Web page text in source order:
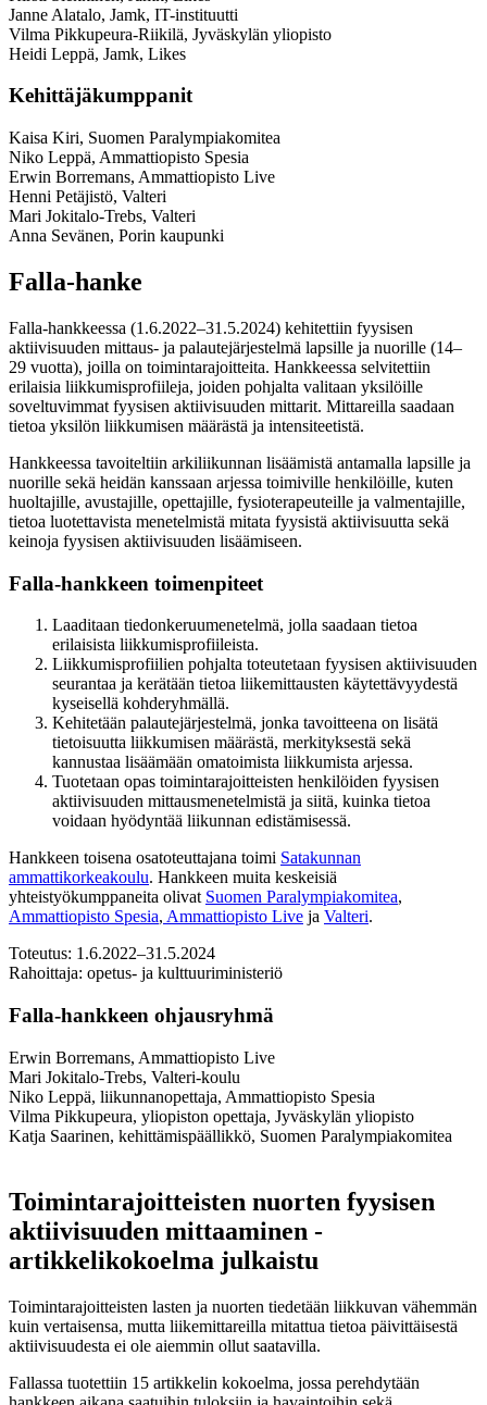
Janne Alatalo, Jamk, IT-instituutti
Vilma Pikkupeura-Riikilä, Jyväskylän yliopisto
Heidi Leppä, Jamk, Likes
Kehittäjäkumppanit
Kaisa Kiri, Suomen Paralympiakomitea
Niko Leppä, Ammattiopisto Spesia
Erwin Borremans, Ammattiopisto Live
Henni Petäjistö, Valteri
Mari Jokitalo-Trebs, Valteri
Anna Sevänen, Porin kaupunki
Falla-hanke
Falla-hankkeessa (1.6.2022–31.5.2024) kehitettiin fyysisen
aktiivisuuden mittaus- ja palautejärjestelmä lapsille ja nuorille (14–
29 vuotta), joilla on toimintarajoitteita. Hankkeessa selvitettiin
erilaisia liikkumisprofiileja, joiden pohjalta valitaan yksilöille
soveltuvimmat fyysisen aktiivisuuden mittarit. Mittareilla saadaan
tietoa yksilön liikkumisen määrästä ja intensiteetistä.
Hankkeessa tavoiteltiin arkiliikunnan lisäämistä antamalla lapsille ja
nuorille sekä heidän kanssaan arjessa toimiville henkilöille, kuten
huoltajille, avustajille, opettajille, fysioterapeuteille ja valmentajille,
tietoa luotettavista menetelmistä mitata fyysistä aktiivisuutta sekä
keinoja fyysisen aktiivisuuden lisäämiseen.
Falla-hankkeen toimenpiteet
Laaditaan tiedonkeruumenetelmä, jolla saadaan tietoa
erilaisista liikkumisprofiileista.
Liikkumisprofiilien pohjalta toteutetaan fyysisen aktiivisuuden
seurantaa ja kerätään tietoa liikemittausten käytettävyydestä
kyseisellä kohderyhmällä.
Kehitetään palautejärjestelmä, jonka tavoitteena on lisätä
tietoisuutta liikkumisen määrästä, merkityksestä sekä
kannustaa lisäämään omatoimista liikkumista arjessa.
Tuotetaan opas toimintarajoitteisten henkilöiden fyysisen
aktiivisuuden mittausmenetelmistä ja siitä, kuinka tietoa
voidaan hyödyntää liikunnan edistämisessä.
Hankkeen toisena osatoteuttajana toimi Satakunnan
ammattikorkeakoulu. Hankkeen muita keskeisiä
yhteistyökumppaneita olivat Suomen Paralympiakomitea,
Ammattiopisto Spesia, Ammattiopisto Live ja Valteri.
Toteutus: 1.6.2022–31.5.2024
Rahoittaja: opetus- ja kulttuuriministeriö
Falla-hankkeen ohjausryhmä
Erwin Borremans, Ammattiopisto Live
Mari Jokitalo-Trebs, Valteri-koulu
Niko Leppä, liikunnanopettaja, Ammattiopisto Spesia
Vilma Pikkupeura, yliopiston opettaja, Jyväskylän yliopisto
Katja Saarinen, kehittämispäällikkö, Suomen Paralympiakomitea
Toimintarajoitteisten nuorten fyysisen
aktiivisuuden mittaaminen -
artikkelikokoelma julkaistu
Toimintarajoitteisten lasten ja nuorten tiedetään liikkuvan vähemmän
kuin vertaisensa, mutta liikemittareilla mitattua tietoa päivittäisestä
aktiivisuudesta ei ole aiemmin ollut saatavilla.
Fallassa tuotettiin 15 artikkelin kokoelma, jossa perehdytään